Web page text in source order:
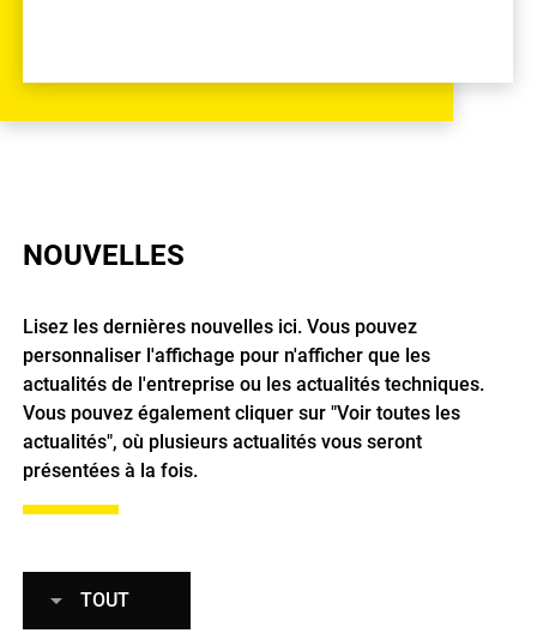
NOUVELLES
Lisez les dernières nouvelles ici. Vous pouvez
personnaliser l'affichage pour n'afficher que les
actualités de l'entreprise ou les actualités techniques.
Vous pouvez également cliquer sur "Voir toutes les
actualités", où plusieurs actualités vous seront
présentées à la fois.
TOUT